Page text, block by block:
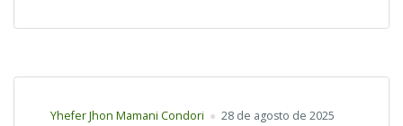
Yhefer Jhon Mamani Condori 28 de agosto de 2025